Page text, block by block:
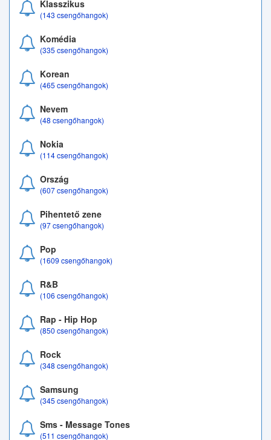
Klasszikus
(143 csengőhangok)
Komédia
(335 csengőhangok)
Korean
(465 csengőhangok)
Nevem
(48 csengőhangok)
Nokia
(114 csengőhangok)
Ország
(607 csengőhangok)
Pihentető zene
(97 csengőhangok)
Pop
(1609 csengőhangok)
R&B
(106 csengőhangok)
Rap - Hip Hop
(850 csengőhangok)
Rock
(348 csengőhangok)
Samsung
(345 csengőhangok)
Sms - Message Tones
(511 csengőhangok)